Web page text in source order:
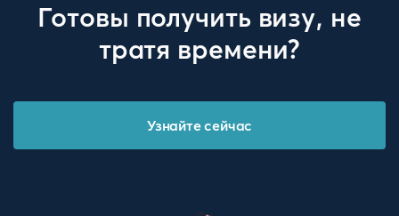
Готовы получить визу, не
тратя времени?
Узнайте сейчас